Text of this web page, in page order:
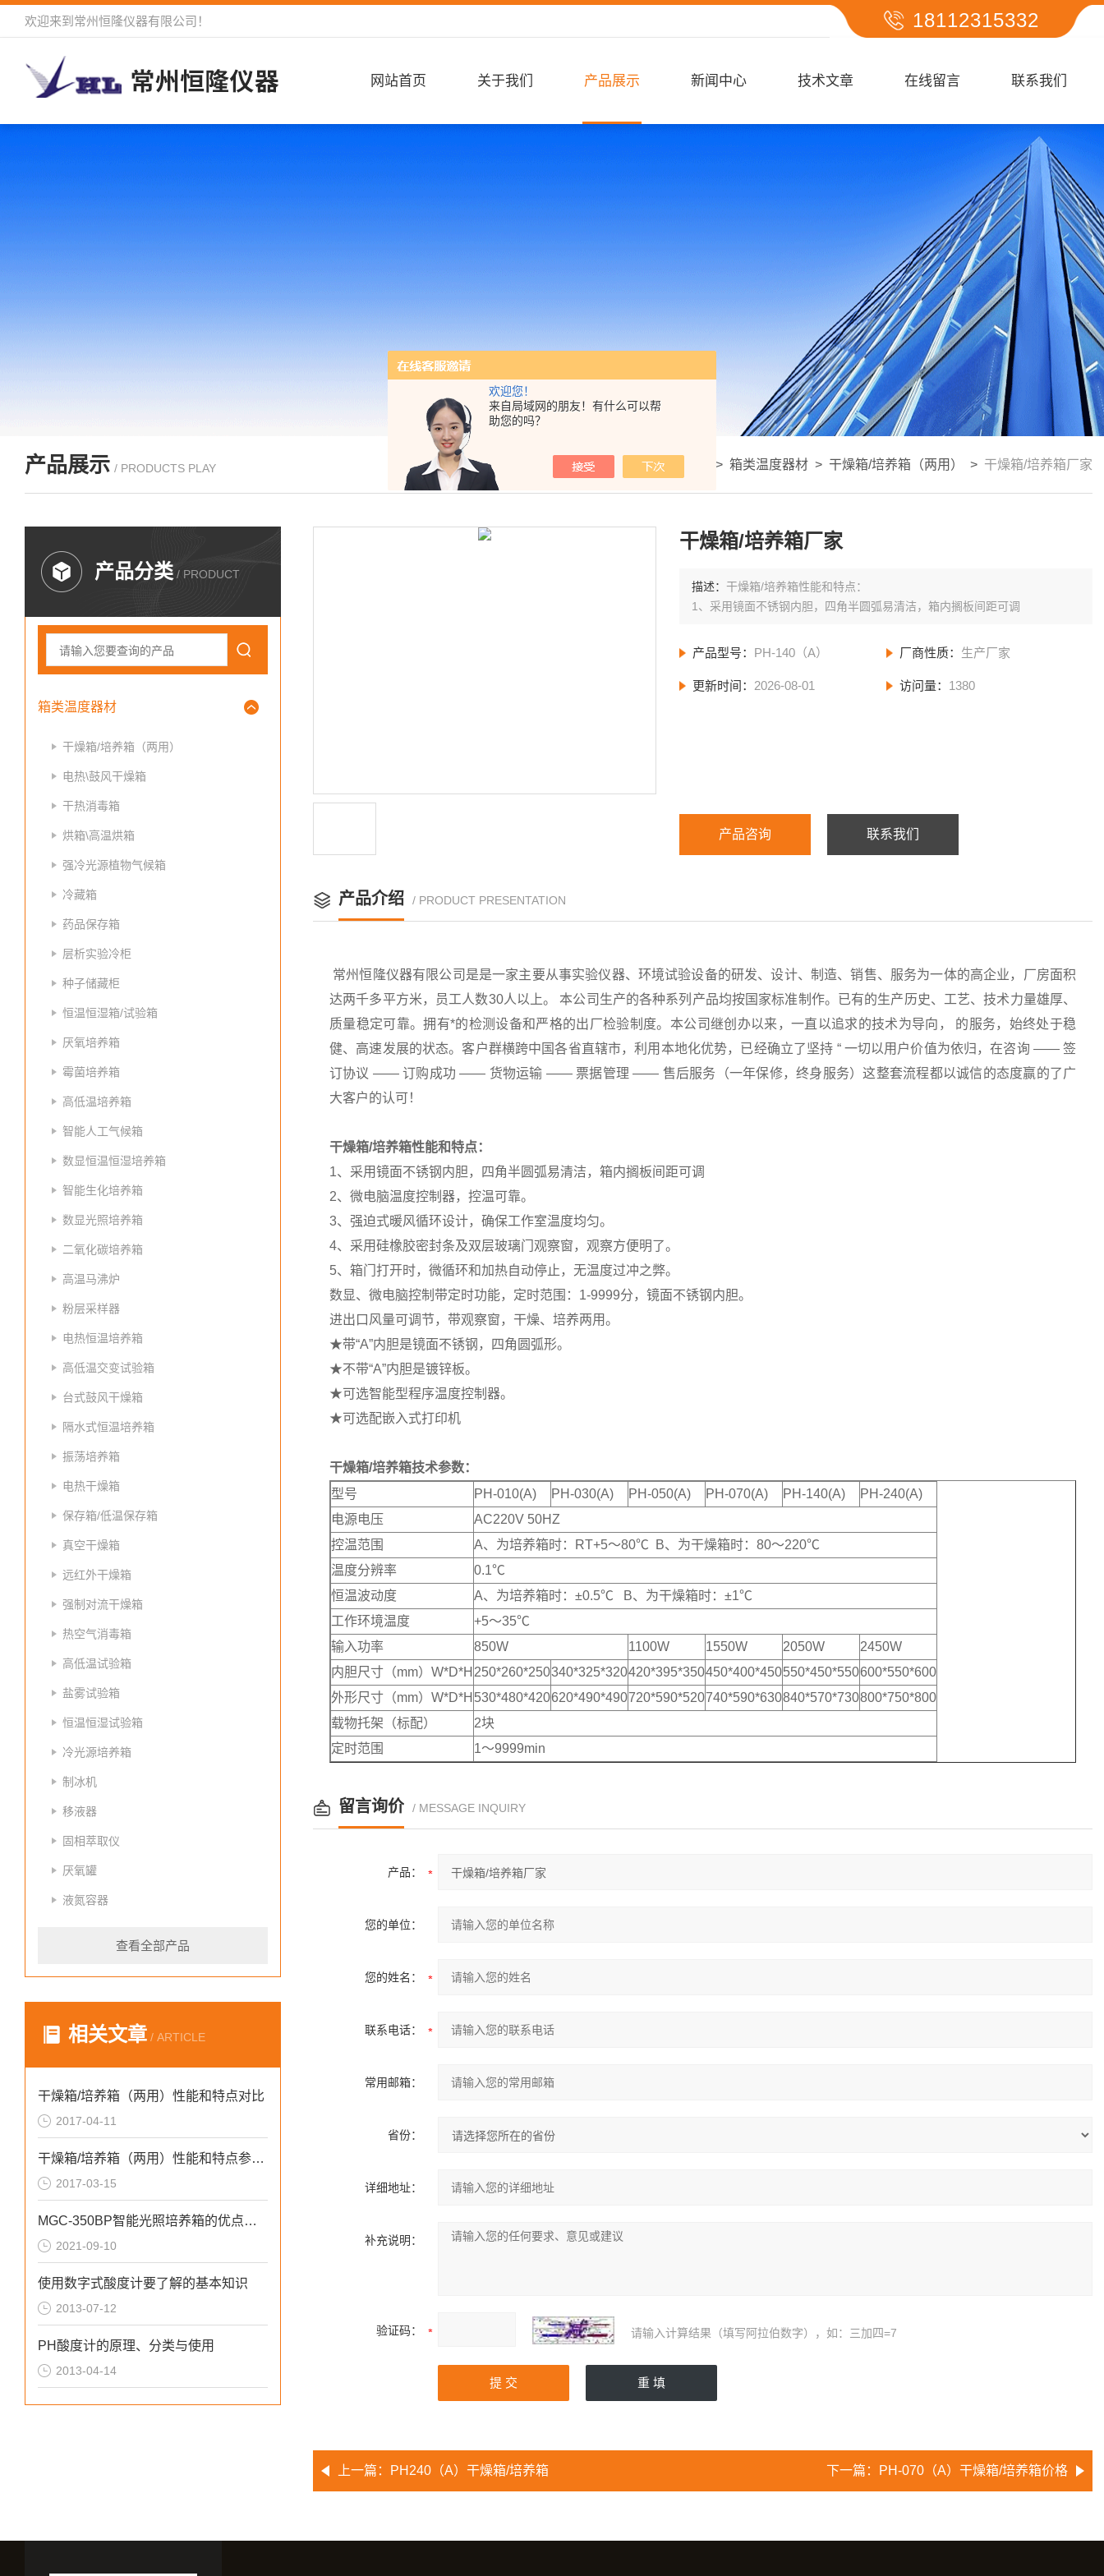
欢迎您！
来自局域网的朋友！有什么可以帮
助您的吗？
欢迎来到 常州恒隆仪器有限公司 ！ 18112315332
网站首页 关于我们 产品展示 新闻中心 技术文章 在线留言 联系我们
产品展示 / PRODUCTS PLAY 我的位置： >产品展示 > 箱类温度器材 > 干燥箱/培养箱（两用） > 干燥箱/培养箱厂家
产品分类 / PRODUCT
箱类温度器材
干燥箱/培养箱（两用）
电热\鼓风干燥箱
干热消毒箱
烘箱\高温烘箱
强冷光源植物气候箱
冷藏箱
药品保存箱
层析实验冷柜
种子储藏柜
恒温恒湿箱/试验箱
厌氧培养箱
霉菌培养箱
高低温培养箱
智能人工气候箱
数显恒温恒湿培养箱
智能生化培养箱
数显光照培养箱
二氧化碳培养箱
高温马沸炉
粉层采样器
电热恒温培养箱
高低温交变试验箱
台式鼓风干燥箱
隔水式恒温培养箱
振荡培养箱
电热干燥箱
保存箱/低温保存箱
真空干燥箱
远红外干燥箱
强制对流干燥箱
热空气消毒箱
高低温试验箱
盐雾试验箱
恒温恒湿试验箱
冷光源培养箱
制冰机
移液器
固相萃取仪
厌氧罐
液氮容器
查看全部产品
相关文章 / ARTICLE
干燥箱/培养箱（两用）性能和特点对比
2017-04-11
干燥箱/培养箱（两用）性能和特点参数介绍
2017-03-15
MGC-350BP智能光照培养箱的优点说明
2021-09-10
使用数字式酸度计要了解的基本知识
2013-07-12
PH酸度计的原理、分类与使用
2013-04-14
干燥箱/培养箱厂家
描述：干燥箱/培养箱性能和特点：
1、采用镜面不锈钢内胆，四角半圆弧易清洁，箱内搁板间距可调
产品型号： PH-140（A） 厂商性质： 生产厂家
更新时间： 2026-08-01 访问量： 1380
产品咨询 联系我们
产品介绍 / PRODUCT PRESENTATION
常州恒隆仪器有限公司是是一家主要从事实验仪器、环境试验设备的研发、设计、制造、销售、服务为一体的高企业，厂房面积
达两千多平方米，员工人数30人以上。 本公司生产的各种系列产品均按国家标准制作。已有的生产历史、工艺、技术力量雄厚、
质量稳定可靠。拥有*的检测设备和严格的出厂检验制度。本公司继创办以来，一直以追求的技术为导向， 的服务，始终处于稳
健、高速发展的状态。客户群横跨中国各省直辖市，利用本地化优势，已经确立了坚持 “ 一切以用户价值为依归，在咨询 —— 签
订协议 —— 订购成功 —— 货物运输 —— 票据管理 —— 售后服务（一年保修，终身服务）这整套流程都以诚信的态度赢的了广
大客户的认可！
干燥箱/培养箱性能和特点：
1、采用镜面不锈钢内胆，四角半圆弧易清洁，箱内搁板间距可调
2、微电脑温度控制器，控温可靠。
3、强迫式暖风循环设计，确保工作室温度均匀。
4、采用硅橡胶密封条及双层玻璃门观察窗，观察方便明了。
5、箱门打开时，微循环和加热自动停止，无温度过冲之弊。
数显、微电脑控制带定时功能，定时范围：1-9999分，镜面不锈钢内胆。
进出口风量可调节，带观察窗，干燥、培养两用。
★带“A”内胆是镜面不锈钢，四角圆弧形。
★不带“A”内胆是镀锌板。
★可选智能型程序温度控制器。
★可选配嵌入式打印机
干燥箱/培养箱技术参数：
型号
PH-010(A) PH-030(A) PH-050(A) PH-070(A) PH-140(A)
PH-240(A)
电源电压
AC220V 50HZ
控温范围
A、为培养箱时：RT+5～80℃ B、为干燥箱时：80～220℃
温度分辨率
0.1℃
恒温波动度
A、为培养箱时：±0.5℃ B、为干燥箱时：±1℃
工作环境温度
+5～35℃
输入功率
850W 1100W 1550W 2050W
2450W
内胆尺寸（mm）W*D*H 250*260*250340*325*320420*395*350450*400*450550*450*550600*550*600
外形尺寸（mm）W*D*H 530*480*420620*490*490720*590*520740*590*630840*570*730800*750*800
载物托架（标配）
2块
定时范围
1～9999min
留言询价 / MESSAGE INQUIRY
产品：
您的单位：
您的姓名：
联系电话：
常用邮箱：
省份：
详细地址：
补充说明：
验证码： 请输入计算结果（填写阿拉伯数字），如：三加四=7
上一篇： PH240（A）干燥箱/培养箱 下一篇： PH-070（A）干燥箱/培养箱价格